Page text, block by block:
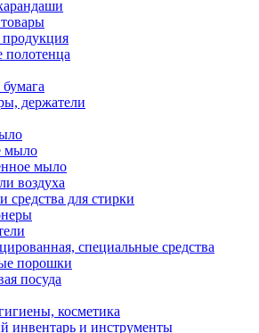
держатели
мыло
мыло
воздуха
для стирки
специальные средства
порошки
посуда
косметика
инвентарь и инструменты